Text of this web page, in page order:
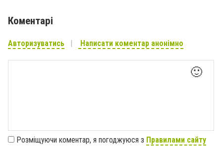
Коментарі
Авторизуватись Написати коментар анонімно
🙂
Розміщуючи коментар, я погоджуюся з Правилами сайту